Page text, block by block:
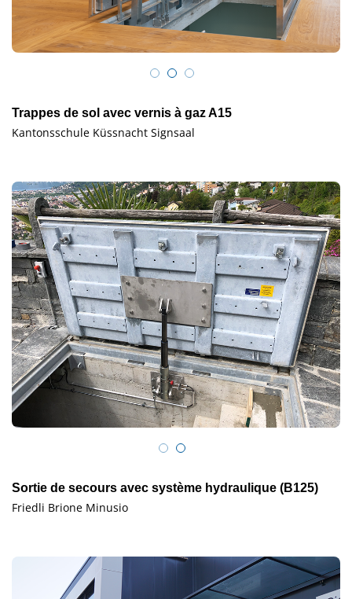
Trappes de sol avec vernis à gaz A15
Kantonsschule Küssnacht Signsaal
Sortie de secours avec système hydraulique (B125)
Friedli Brione Minusio